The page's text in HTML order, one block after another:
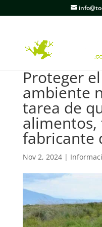
Proteger
ambiente
tarea de
fabricante
Nov 2, 2024|